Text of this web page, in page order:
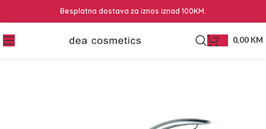
Besplatna dostava za iznos iznad 100KM.
0,00 KM